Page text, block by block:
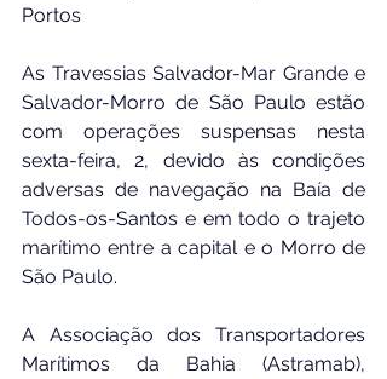
Portos
As Travessias Salvador-Mar Grande e
Salvador-Morro de São Paulo estão
com operações suspensas nesta
sexta-feira, 2, devido às condições
adversas de navegação na Baía de
Todos-os-Santos e em todo o trajeto
marítimo entre a capital e o Morro de
São Paulo.
A Associação dos Transportadores
Marítimos da Bahia (Astramab),